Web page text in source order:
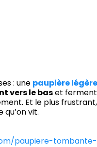
: une paupière
vers le baset ferment
Et le plus
vit.
paupiere-